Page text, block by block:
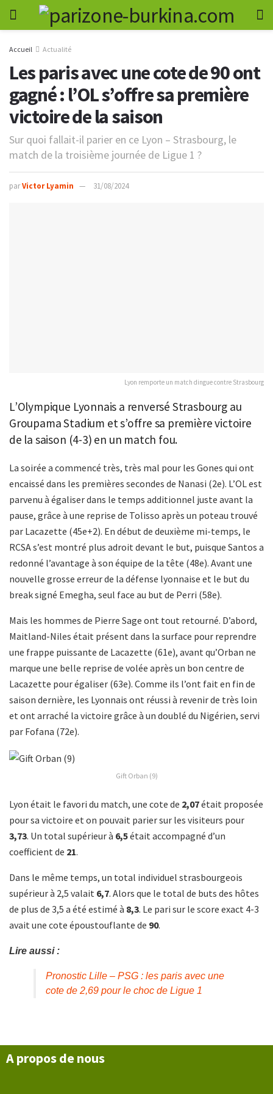
Accueil Actualité
Les paris avec une cote de 90 ont
gagné : l’OL s’offre sa première
victoire de la saison
Sur quoi fallait-il parier en ce Lyon – Strasbourg, le
match de la troisième journée de Ligue 1 ?
parVictor Lyamin 31/08/2024
Lyon remporte un match dingue contre Strasbourg
L’Olympique Lyonnais a renversé Strasbourg au
Groupama Stadium et s’offre sa première victoire
de la saison (4-3) en un match fou.
La soirée a commencé très, très mal pour les Gones qui ont
encaissé dans les premières secondes de Nanasi (2e). L’OL est
parvenu à égaliser dans le temps additionnel juste avant la
pause, grâce à une reprise de Tolisso après un poteau trouvé
par Lacazette (45e+2). En début de deuxième mi-temps, le
RCSA s’est montré plus adroit devant le but, puisque Santos a
redonné l’avantage à son équipe de la tête (48e). Avant une
nouvelle grosse erreur de la défense lyonnaise et le but du
break signé Emegha, seul face au but de Perri (58e).
Mais les hommes de Pierre Sage ont tout retourné. D’abord,
Maitland-Niles était présent dans la surface pour reprendre
une frappe puissante de Lacazette (61e), avant qu’Orban ne
marque une belle reprise de volée après un bon centre de
Lacazette pour égaliser (63e). Comme ils l’ont fait en fin de
saison dernière, les Lyonnais ont réussi à revenir de très loin
et ont arraché la victoire grâce à un doublé du Nigérien, servi
par Fofana (72e).
Gift Orban (9)
Lyon était le favori du match, une cote de 2,07était proposée
pour sa victoire et on pouvait parier sur les visiteurs pour
3,73. Un total supérieur à 6,5était accompagné d’un
coefficient de 21.
Dans le même temps, un total individuel strasbourgeois
supérieur à 2,5 valait 6,7. Alors que le total de buts des hôtes
de plus de 3,5 a été estimé à 8,3. Le pari sur le score exact 4-3
avait une cote époustouflante de 90.
Lire aussi :
Pronostic Lille – PSG : les paris avec une
cote de 2,69 pour le choc de Ligue 1
A propos de nous